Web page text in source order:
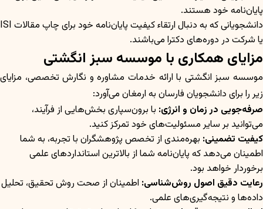
پایان‌نامه خود هستند.
دانشجویانی که به دنبال ارتقاء کیفیت پایان‌نامه خود برای چاپ مقالات ISI
یا شرکت در دوره‌های دکترا می‌باشند.
مزایای همکاری با موسسه سبز انگشتی
موسسه سبز انگشتی با ارائه خدمات مشاوره و نگارش تخصصی، مزایای
زیر را برای دانشجویان فارسان به ارمغان می‌آورد:
صرفه‌جویی در زمان و انرژی: با برون‌سپاری بخش‌هایی از فرآیند،
می‌توانید بر سایر مسئولیت‌های خود تمرکز کنید.
کیفیت تضمینی: بهره‌مندی از تخصص پژوهشگران با تجربه، به شما
اطمینان می‌دهد که پایان‌نامه شما از بالاترین استانداردهای علمی
برخوردار خواهد بود.
رعایت دقیق اصول روش‌شناسی: اطمینان از صحت روش تحقیق، تحلیل
داده‌ها و نتیجه‌گیری‌های علمی.